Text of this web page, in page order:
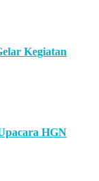
Kegiatan
HGN